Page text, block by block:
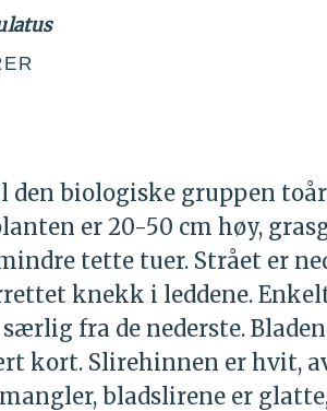
den biologiske gruppen
er 20-50 cm høy,
tette tuer. Strået er
knekk i leddene.
fra de nederste.
kort. Slirehinnen er hvit,
bladslirene er